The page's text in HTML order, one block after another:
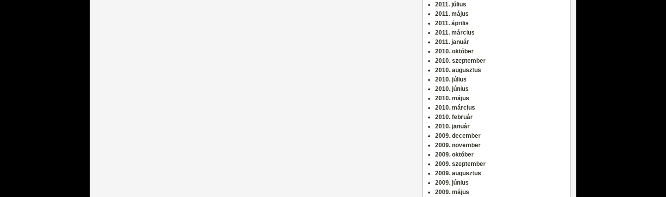
2011. július
2011. május
2011. április
2011. március
2011. január
2010. október
2010. szeptember
2010. augusztus
2010. július
2010. június
2010. május
2010. március
2010. február
2010. január
2009. december
2009. november
2009. október
2009. szeptember
2009. augusztus
2009. június
2009. május